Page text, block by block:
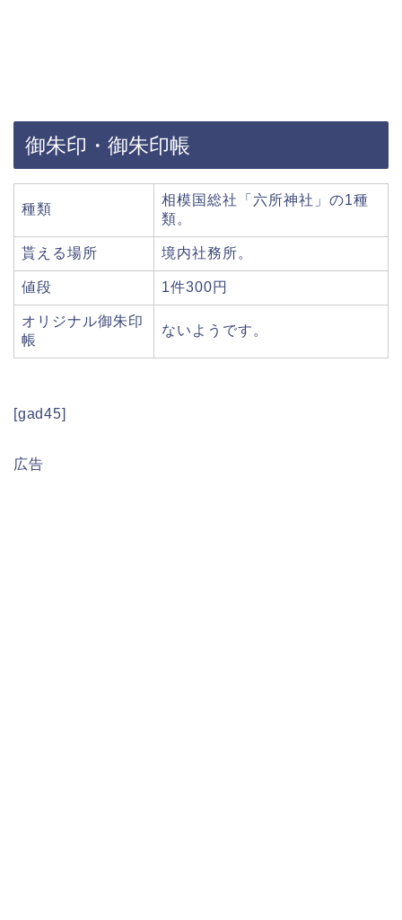
御朱印・御朱印帳
種類
相模国総社「六所神社」の1種
類。
貰える場所 境内社務所。
値段 1件300円
オリジナル御朱印
帳
ないようです。
[gad45]
広告